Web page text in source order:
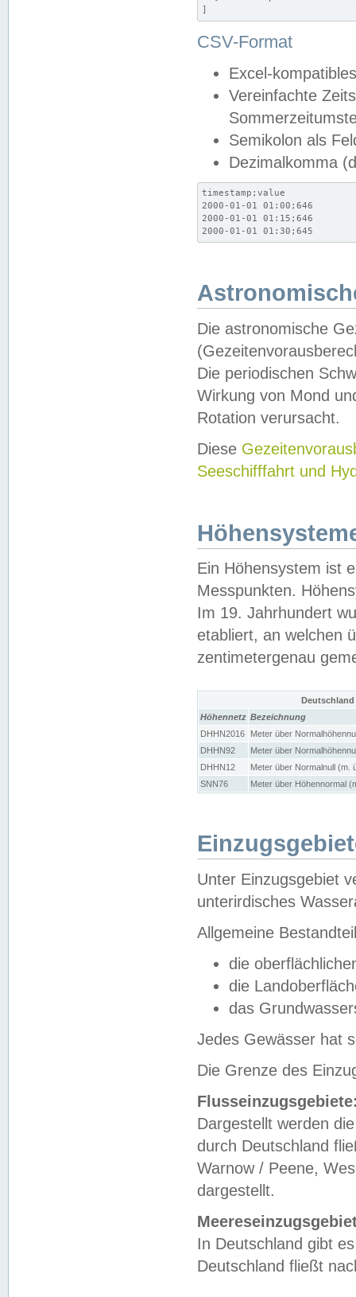
]
CSV-Format
Excel-
Vereinfachte
Semikolon als
Dezimalkomma
timestamp;value
2000-01-01 01:00;646
2000-01-01 01:15;646
2000-01-01 01:30;645
Die astronomische
Die periodischen
Wirkung von Mond
Rotation verursacht.
Diese
Seeschifffahrt und
Ein Höhensystem ist
Messpunkten.
Im 19. Jahrhundert
etabliert, an welchen
zentimetergenau
Höhennetz Bezeichnung
DHHN2016
Meter über
DHHN92
Meter über
DHHN12
Meter über Normalnull (m.
SNN76
Meter über Höhennormal
Unter Einzugsgebiet
unterirdisches
Allgemeine
die
die
das
Jedes Gewässer hat
Die Grenze des
Dargestellt werden
durch Deutschland
Warnow / Peene,
dargestellt.
In Deutschland gibt
Deutschland fließt